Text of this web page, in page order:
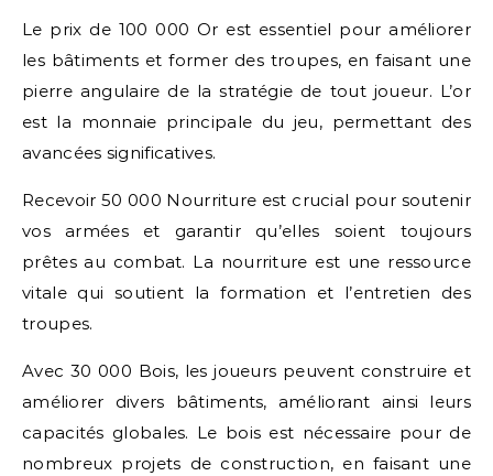
Le prix de 100 000 Or est essentiel pour améliorer
les bâtiments et former des troupes, en faisant une
pierre angulaire de la stratégie de tout joueur. L’or
est la monnaie principale du jeu, permettant des
avancées significatives.
Recevoir 50 000 Nourriture est crucial pour soutenir
vos armées et garantir qu’elles soient toujours
prêtes au combat. La nourriture est une ressource
vitale qui soutient la formation et l’entretien des
troupes.
Avec 30 000 Bois, les joueurs peuvent construire et
améliorer divers bâtiments, améliorant ainsi leurs
capacités globales. Le bois est nécessaire pour de
nombreux projets de construction, en faisant une